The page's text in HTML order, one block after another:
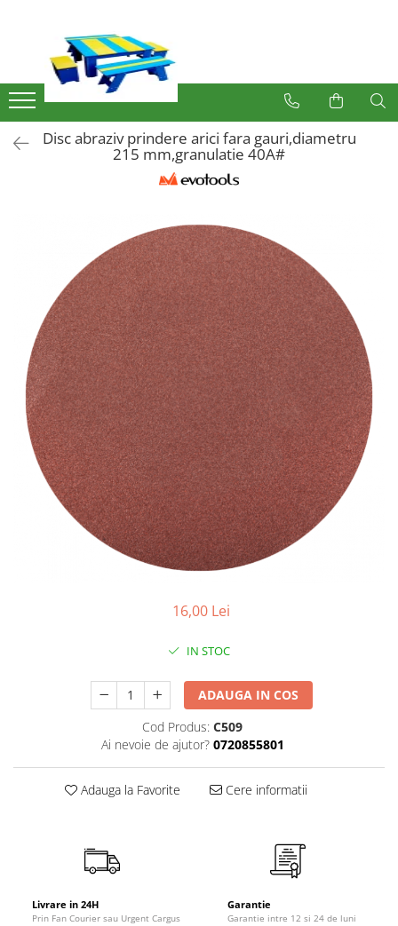
Produse
Mobilier Exterior
Articole pentru gradina
Atomizoare
Plase polietilena
Plase umbrire
Plase anti insecte
Plase anti pasari
Plase anti buruieni
Plase castraveti
gard viu
Cosuri Pentru Gunoi
Butoaie pentru vin
Fose Septice
Utilaje agricole
Disc abraziv prindere arici fara gauri,diametru
215 mm,granulatie 40A#
16,00 Lei
IN STOC
ADAUGA IN COS
Cod Produs: C509
Ai nevoie de ajutor? 0720855801
Adauga la Favorite Cere informatii
Livrare in 24H
Prin Fan Courier sau Urgent Cargus
Garantie
Garantie intre 12 si 24 de luni